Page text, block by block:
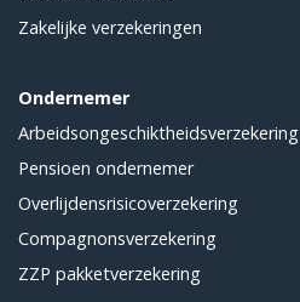
Zakelijke verzekeringen
Ondernemer
Arbeidsongeschiktheidsverzekering
Pensioen ondernemer
Overlijdensrisicoverzekering
Compagnonsverzekering
ZZP pakketverzekering